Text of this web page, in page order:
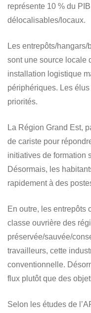
représente 10 % du
délocalisables/locaux.
Les entrepôts/
sont une source locale
installation logistique
périphériques. Les
priorités.
La Région Grand Est,
de cariste pour
initiatives de formation
Désormais, les
rapidement à des
En outre, les entrepôts
classe ouvrière des
préservée/sauvée/
travailleurs, cette
conventionnelle.
flux plutôt que des
Selon les études de